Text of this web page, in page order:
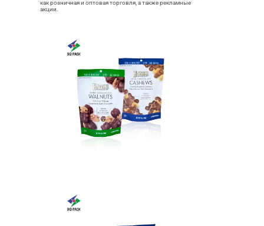
как розничная и оптовая торговля, а также рекламные
акции.